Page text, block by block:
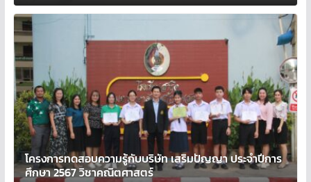
โครงการทดสอบความรู้กับบริษัท เสริมปัญญา ประจำปีการ
ศึกษา 2567 วิชาคณิตศาสตร์